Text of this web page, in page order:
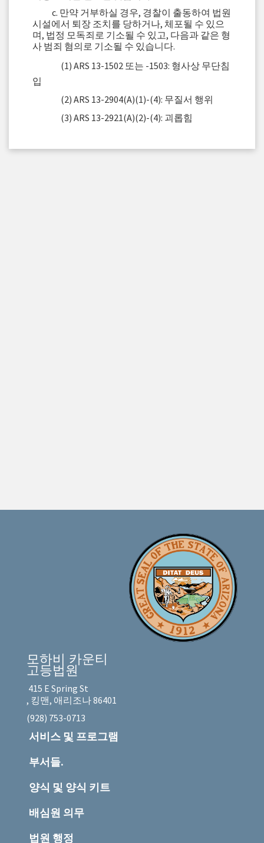
c. 만약 거부하실 경우, 경찰이 출동하여 법원
시설에서 퇴장 조치를 당하거나, 체포될 수 있으
며, 법정 모독죄로 기소될 수 있고, 다음과 같은 형
사 범죄 혐의로 기소될 수 있습니다.
(1) ARS 13-1502 또는 -1503: 형사상 무단침
입
(2) ARS 13-2904(A)(1)-(4): 무질서 행위
(3) ARS 13-2921(A)(2)-(4): 괴롭힘
모하비 카운티
고등법원
415 E Spring St
, 킹맨, 애리조나 86401
(928) 753-0713
서비스 및 프로그램
부서들.
양식 및 양식 키트
배심원 의무
법원 행정